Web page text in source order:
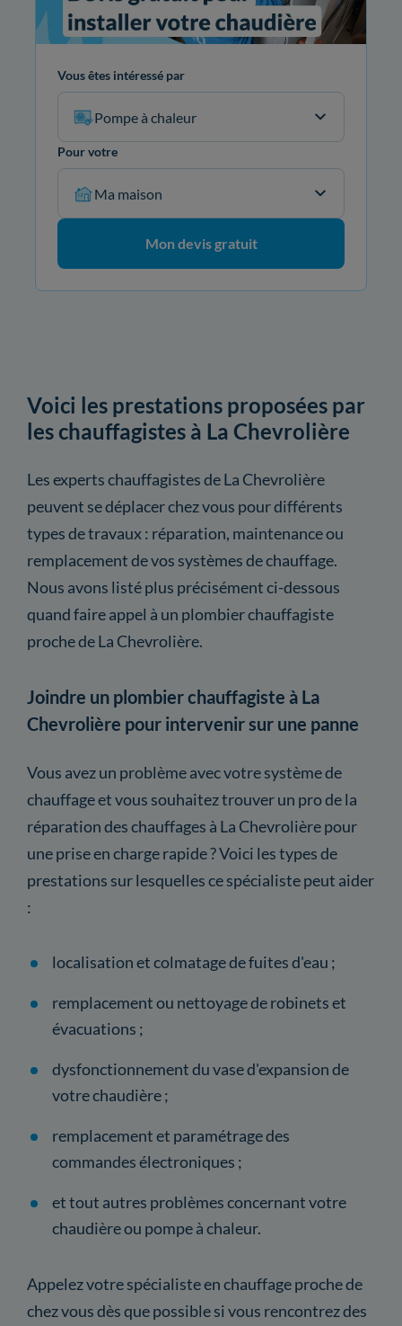
Vous êtes intéressé par
Pompe à chaleur
Pour votre
Ma maison
Mon devis gratuit
Voici les prestations proposées par
les chauffagistes à La Chevrolière
Les experts chauffagistes de La Chevrolière
peuvent se déplacer chez vous pour différents
types de travaux : réparation, maintenance ou
remplacement de vos systèmes de chauffage.
Nous avons listé plus précisément ci-dessous
quand faire appel à un plombier chauffagiste
proche de La Chevrolière.
Joindre un plombier chauffagiste à La
Chevrolière pour intervenir sur une panne
Vous avez un problème avec votre système de
chauffage et vous souhaitez trouver un pro de la
réparation des chauffages à La Chevrolière pour
une prise en charge rapide ? Voici les types de
prestations sur lesquelles ce spécialiste peut aider
:
localisation et colmatage de fuites d'eau ;
remplacement ou nettoyage de robinets et
évacuations ;
dysfonctionnement du vase d'expansion de
votre chaudière ;
remplacement et paramétrage des
commandes électroniques ;
et tout autres problèmes concernant votre
chaudière ou pompe à chaleur.
Appelez votre spécialiste en chauffage proche de
chez vous dès que possible si vous rencontrez des